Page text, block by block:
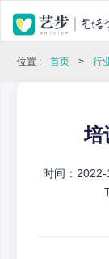
位置 : 首页 > 行
培
时间：